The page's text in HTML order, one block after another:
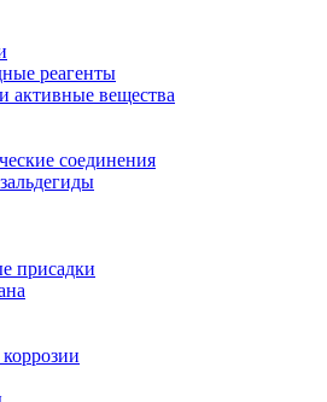
реагенты
активные вещества
соединения
присадки